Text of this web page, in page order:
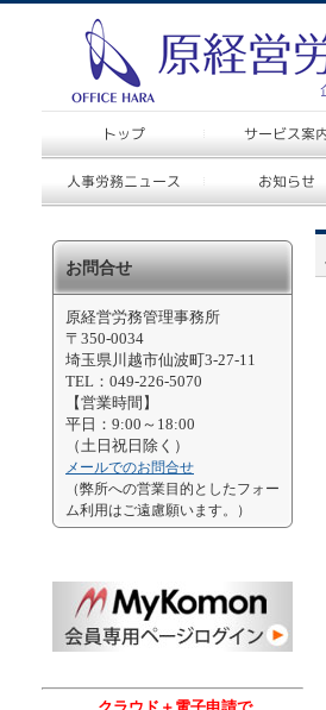
お問合せ
原経営労務管理事務所
〒350-0034
埼玉県川越市仙波町3-27-11
TEL：049-226-5070
【営業時間】
平日：9:00～18:00
（土日祝日除く）
メールでのお問合せ
（弊所への営業目的としたフォー
ム利用はご遠慮願います。）